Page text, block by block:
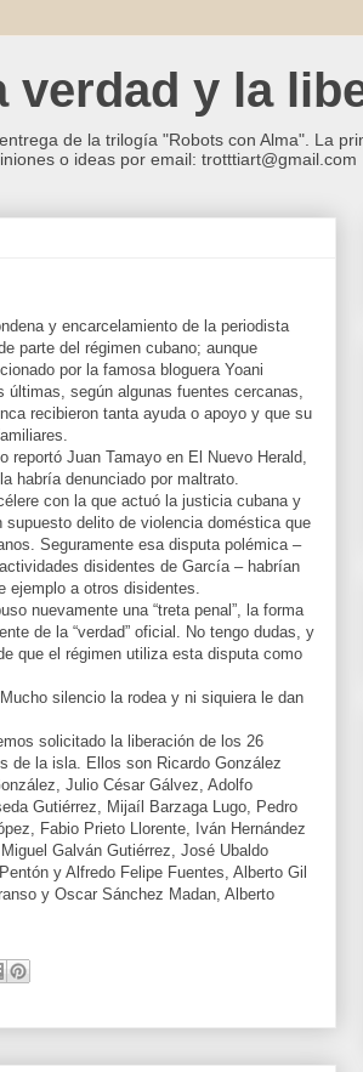
verdad y la
de la trilogía "Robots con Alma". La
o ideas por email: trotttiart@gmail.com
y encarcelamiento de la periodista
parte del régimen cubano; aunque
por la famosa bloguera Yoani
según algunas fuentes cercanas,
recibieron tanta ayuda o apoyo y que su
reportó Juan Tamayo en El Nuevo Herald,
habría denunciado por maltrato.
con la que actuó la justicia cubana y
delito de violencia doméstica que
Seguramente esa disputa polémica –
disidentes de García – habrían
ejemplo a otros disidentes.
nuevamente una “treta penal”, la forma
de la “verdad” oficial. No tengo dudas, y
que el régimen utiliza esta disputa como
silencio la rodea y ni siquiera le dan
solicitado la liberación de los 26
de la isla. Ellos son Ricardo González
Julio César Gálvez, Adolfo
Gutiérrez, Mijaíl Barzaga Lugo, Pedro
Fabio Prieto Llorente, Iván Hernández
Galván Gutiérrez, José Ubaldo
y Alfredo Felipe Fuentes, Alberto Gil
y Oscar Sánchez Madan, Alberto